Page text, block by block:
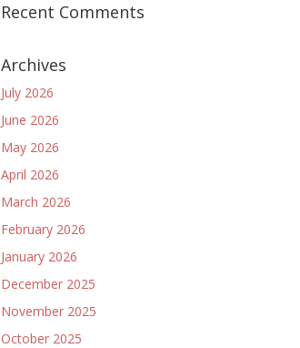
Recent Comments
Archives
July 2026
June 2026
May 2026
April 2026
March 2026
February 2026
January 2026
December 2025
November 2025
October 2025